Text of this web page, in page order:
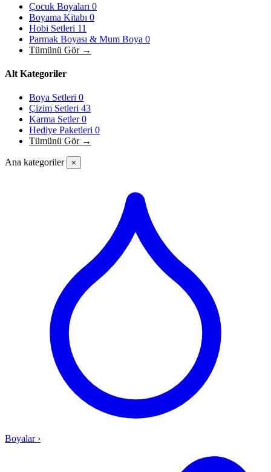
Çocuk Boyaları 0
Boyama Kitabı 0
Hobi Setleri 11
Parmak Boyası & Mum Boya 0
Tümünü Gör →
Alt Kategoriler
Boya Setleri 0
Çizim Setleri 43
Karma Setler0
Hediye Paketleri 0
Tümünü Gör →
Ana kategoriler ×
Boyalar ›